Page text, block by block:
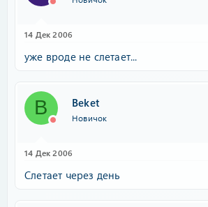
14 Дек 2006
уже вроде не слетает...
B Beket
Новичок
14 Дек 2006
Слетает через день